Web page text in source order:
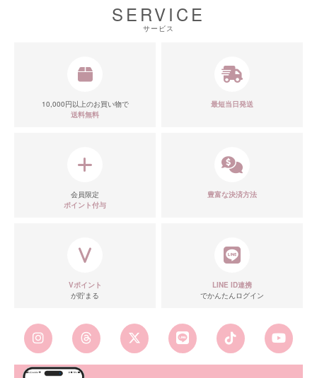
SERVICE
サービス
10,000円以上のお買い物で
送料無料
最短当日発送
会員限定
ポイント付与
豊富な決済方法
Vポイント
が貯まる
LINE ID連携
でかんたんログイン